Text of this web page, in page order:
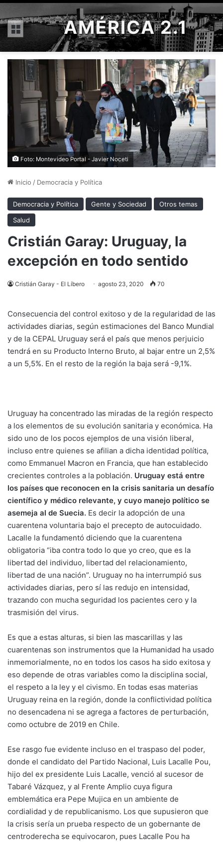
Menú AMÉRICA 2.1
Foto: Montevideo Portal - Javier Noceti
Inicio / Democracia y Política
Democracia y Política Gente y Sociedad
Otros temas
Salud
Cristián Garay: Uruguay, la
excepción en todo sentido
Cristián Garay - El Líbero agosto 23, 2020 70
Consecuencia del control exitoso y de la regularidad de las
actividades diarias, según estimaciones del Banco Mundial
y de la CEPAL Uruguay será el país que menos perjuicio
tendrá en su Producto Interno Bruto, al bajar entre un 2,5%
a un 5,5%. En el resto de la región la baja será -9,1%.
Uruguay ha concentrado las miradas de la región respecto
a los elementos de su evolución sanitaria y económica. Ha
sido uno de los pocos ejemplos de una visión liberal,
incluso entre quienes se afilian a dicha identidad política,
como Emmanuel Macron en Francia, que han establecido
crecientes controles a la población. Uruguay está entre
los países que reconocen en la crisis sanitaria un desafío
científico y médico relevante, y cuyo manejo político se
asemeja al de Suecia. Es decir la adopción de una
cuarentena voluntaria bajo el precepto de autocuidado.
Lacalle la fundamentó diciendo que la cuarentena
obligatoria “iba contra todo lo que yo creo, que es la
libertad del individuo, libertad del relacionamiento,
libertad de una nación”. Uruguay no ha interrumpió sus
actividades diarias, pero sí las redujo en intensidad,
trazando con mucha seguridad los pacientes cero y la
trasmisión del virus.
Es que a estas alturas, si bien las mascarillas y las
cuarentenas son instrumentos que la Humanidad ha usado
inmemorialmente, no en todos los casos ha sido exitosa y
eso depende de otras variables como la disciplina social,
el respeto a la ley y el civismo. En todas esas materias
Uruguay reina en la región, donde la conflictividad política
no desencadena ni se agrega a factores de perturbación,
como octubre de 2019 en Chile.
Ese rasgo fue evidente incluso en el traspaso del poder,
donde el candidato del Partido Nacional, Luis Lacalle Pou,
hijo del ex presidente Luis Lacalle, venció al sucesor de
Tabaré Vázquez, y al Frente Amplio cuya figura
emblemática era Pepe Mujica en un ambiente de
cordialidad y de republicanismo. Los que supusieron que
la crisis sería un prueba respecto de un gobernante de
centroderecha se equivocaron, pues Lacalle Pou ha